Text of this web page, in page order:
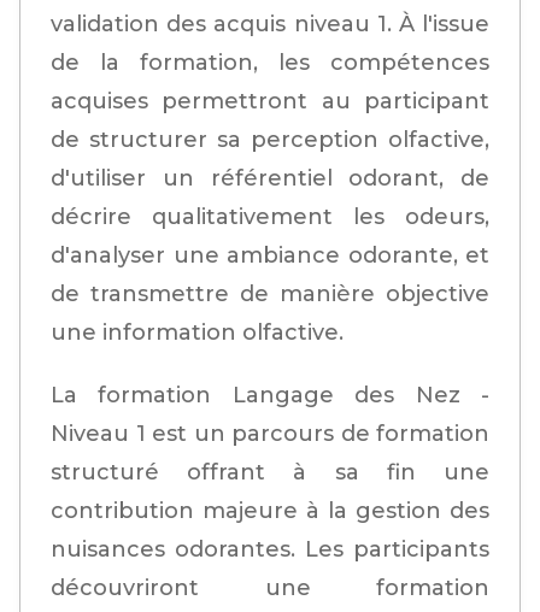
validation des acquis niveau 1. À l'issue
de la formation, les compétences
acquises permettront au participant
de structurer sa perception olfactive,
d'utiliser un référentiel odorant, de
décrire qualitativement les odeurs,
d'analyser une ambiance odorante, et
de transmettre de manière objective
une information olfactive.
La formation Langage des Nez -
Niveau 1 est un parcours de formation
structuré offrant à sa fin une
contribution majeure à la gestion des
nuisances odorantes. Les participants
découvriront une formation